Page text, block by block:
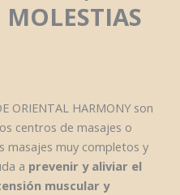
ORIENTAL HARMONY son
centros de masajes o
masajes muy completos y
a prevenir y aliviar el
muscular y